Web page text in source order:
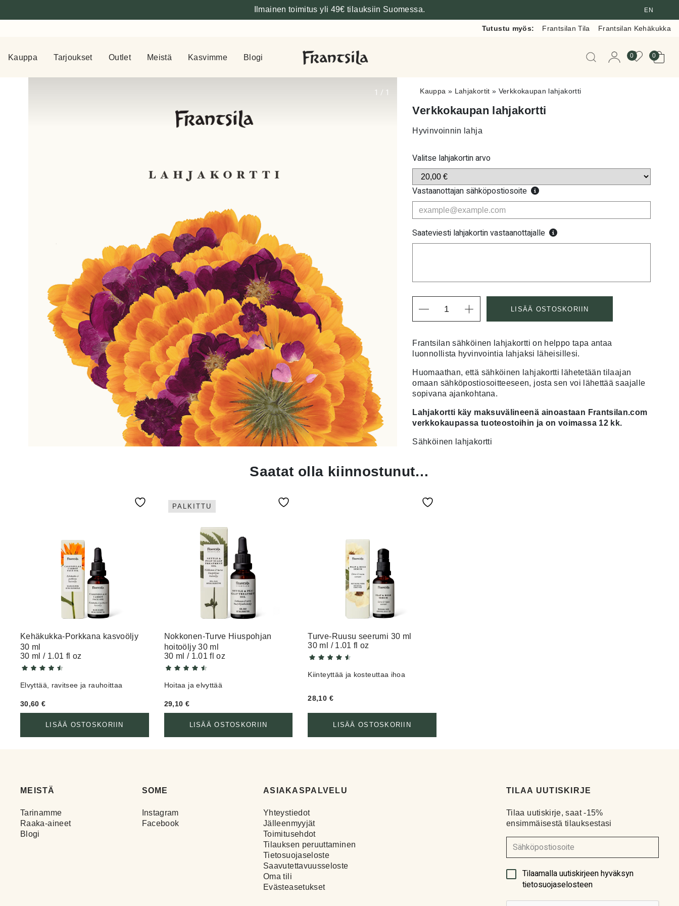
Ilmainen toimitus yli 49€ tilauksiin Suomessa. EN
Tutustu myös: Frantsilan Tila Frantsilan Kehäkukka
Kauppa Tarjoukset Outlet Meistä Kasvimme Blogi Kun tuloksia tulee,
0 0
1 / 1 Kauppa » Lahjakortit » Verkkokaupan lahjakortti
Verkkokaupan lahjakortti
Hyvinvoinnin lahja
Valitse lahjakortin arvo
Vastaanottajan sähköpostiosoite
Saateviesti lahjakortin vastaanottajalle
LISÄÄ OSTOSKORIIN
Frantsilan sähköinen lahjakortti on helppo tapa antaa
luonnollista hyvinvointia lahjaksi läheisillesi.
Huomaathan, että sähköinen lahjakortti lähetetään tilaajan
omaan sähköpostiosoitteeseen, josta sen voi lähettää saajalle
sopivana ajankohtana.
Lahjakortti käy maksuvälineenä ainoastaan Frantsilan.com
verkkokaupassa tuoteostoihin ja on voimassa 12 kk.
Sähköinen lahjakortti
Saatat olla kiinnostunut…
Kehäkukka-Porkkana kasvoöljy
30 ml
30 ml / 1.01 fl oz
Elvyttää, ravitsee ja rauhoittaa
30,60€
LISÄÄ OSTOSKORIIN
PALKITTU
Nokkonen-Turve Hiuspohjan
hoitoöljy 30 ml
30 ml / 1.01 fl oz
Hoitaa ja elvyttää
29,10 €
LISÄÄ OSTOSKORIIN
Turve-Ruusu seerumi 30 ml
30 ml / 1.01 fl oz
Kiinteyttää ja kosteuttaa ihoa
28,10 €
LISÄÄ OSTOSKORIIN
MEISTÄ
Tarinamme
Raaka-aineet
Blogi
SOME
Instagram
Facebook
ASIAKASPALVELU
Yhteystiedot
Jälleenmyyjät
Toimitusehdot
Tilauksen peruuttaminen
Tietosuojaseloste
Saavutettavuusseloste
Oma tili
Evästeasetukset
TILAA UUTISKIRJE
Tilaa uutiskirje, saat -15%
ensimmäisestä tilauksestasi
(Pakollinen)
Tilaamalla uutiskirjeen hyväksyn
tietosuojaselosteen